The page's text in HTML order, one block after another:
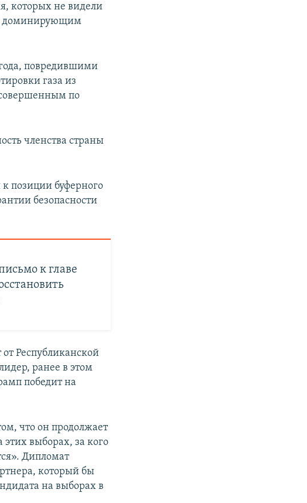
которых не видели
доминирующим
повредившими
газа из
по
членства страны
позиции буферного
безопасности
к главе
Республиканской
ранее в этом
победит на
что он продолжает
выборах, за кого
Дипломат
который бы
на выборах в